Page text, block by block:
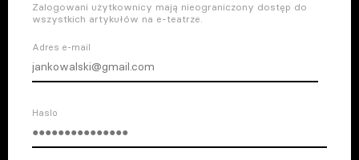
Zalogowani użytkownicy mają nieograniczony dostęp do
wszystkich artykułów na e-teatrze.
Adres e-mail
Haslo